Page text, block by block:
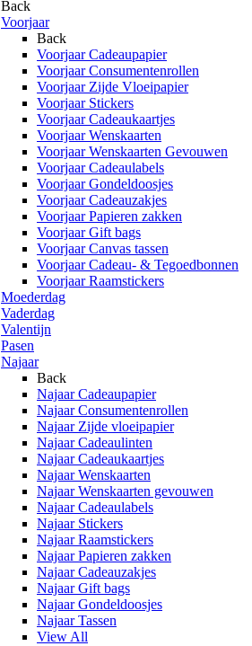
Back
Voorjaar
Back
Voorjaar Cadeaupapier
Voorjaar Consumentenrollen
Voorjaar Zijde Vloeipapier
Voorjaar Stickers
Voorjaar Cadeaukaartjes
Voorjaar Wenskaarten
Voorjaar Wenskaarten Gevouwen
Voorjaar Cadeaulabels
Voorjaar Gondeldoosjes
Voorjaar Cadeauzakjes
Voorjaar Papieren zakken
Voorjaar Gift bags
Voorjaar Canvas tassen
Voorjaar Cadeau- & Tegoedbonnen
Voorjaar Raamstickers
Moederdag
Vaderdag
Valentijn
Pasen
Najaar
Back
Najaar Cadeaupapier
Najaar Consumentenrollen
Najaar Zijde vloeipapier
Najaar Cadeaulinten
Najaar Cadeaukaartjes
Najaar Wenskaarten
Najaar Wenskaarten gevouwen
Najaar Cadeaulabels
Najaar Stickers
Najaar Raamstickers
Najaar Papieren zakken
Najaar Cadeauzakjes
Najaar Gift bags
Najaar Gondeldoosjes
Najaar Tassen
View All